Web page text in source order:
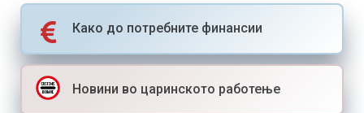
Како до потребните финансии
Новини во царинското работење